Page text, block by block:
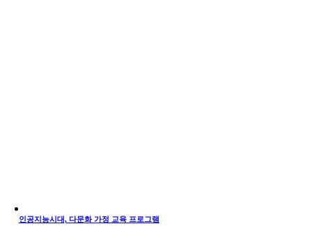
인공지능시대, 다문화 가정 교육 프로그램